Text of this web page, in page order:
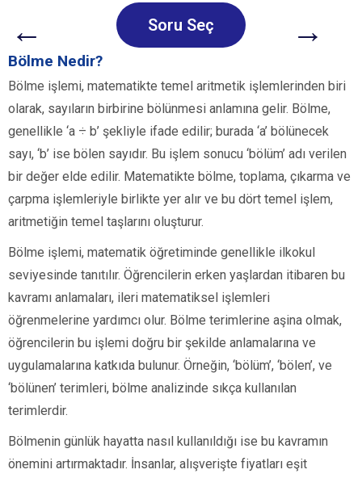
← Soru Seç →
Bölme Nedir?
Bölme işlemi, matematikte temel aritmetik işlemlerinden biri
olarak, sayıların birbirine bölünmesi anlamına gelir. Bölme,
genellikle ‘a ÷ b’ şekliyle ifade edilir; burada ‘a’ bölünecek
sayı, ‘b’ ise bölen sayıdır. Bu işlem sonucu ‘bölüm’ adı verilen
bir değer elde edilir. Matematikte bölme, toplama, çıkarma ve
çarpma işlemleriyle birlikte yer alır ve bu dört temel işlem,
aritmetiğin temel taşlarını oluşturur.
Bölme işlemi, matematik öğretiminde genellikle ilkokul
seviyesinde tanıtılır. Öğrencilerin erken yaşlardan itibaren bu
kavramı anlamaları, ileri matematiksel işlemleri
öğrenmelerine yardımcı olur. Bölme terimlerine aşina olmak,
öğrencilerin bu işlemi doğru bir şekilde anlamalarına ve
uygulamalarına katkıda bulunur. Örneğin, ‘bölüm’, ‘bölen’, ve
‘bölünen’ terimleri, bölme analizinde sıkça kullanılan
terimlerdir.
Bölmenin günlük hayatta nasıl kullanıldığı ise bu kavramın
önemini artırmaktadır. İnsanlar, alışverişte fiyatları eşit